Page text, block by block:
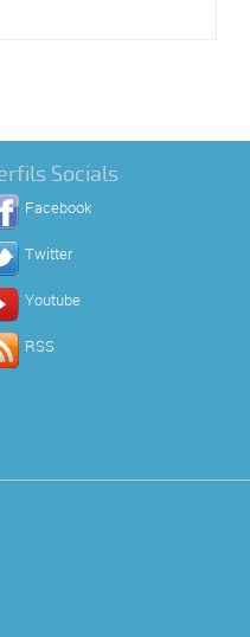
Socials
Facebook
Twitter
Youtube
RSS